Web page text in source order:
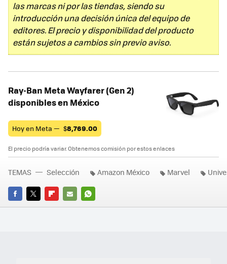
las marcas ni por las tiendas, siendo su
introducción una decisión única del equipo de
editores. El precio y disponibilidad del producto
están sujetos a cambios sin previo aviso.
Ray-Ban Meta Wayfarer (Gen 2)
disponibles en México
Hoy en Meta — $8,769.00
El precio podría variar. Obtenemos comisión por estos enlaces
FACEBOOK
TWITTERFLIPBOARD
E-
WHATSAPP
TEMAS Selección Amazon México Marvel